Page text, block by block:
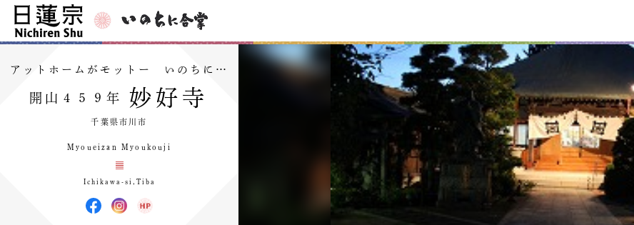
アットホームがモットー いのちに…
開山４５９年 妙好寺
千葉県市川市
Myoueizan Myoukouji
Ichikawa-si,Tiba